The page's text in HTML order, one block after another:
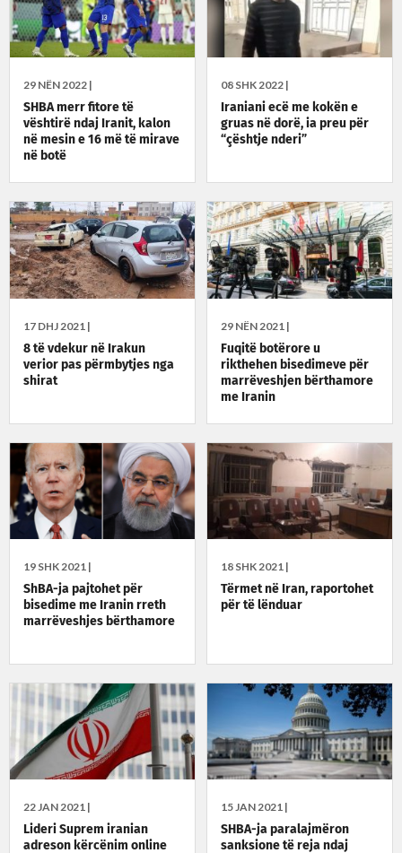
29 NËN 2022 |
SHBA merr fitore të
vështirë ndaj Iranit, kalon
në mesin e 16 më të mirave
në botë
08 SHK 2022 |
Iraniani ecë me kokën e
gruas në dorë, ia preu për
“çështje nderi”
17 DHJ 2021 |
8 të vdekur në Irakun
verior pas përmbytjes nga
shirat
29 NËN 2021 |
Fuqitë botërore u
rikthehen bisedimeve për
marrëveshjen bërthamore
me Iranin
19 SHK 2021 |
ShBA-ja pajtohet për
bisedime me Iranin rreth
marrëveshjes bërthamore
18 SHK 2021 |
Tërmet në Iran, raportohet
për të lënduar
22 JAN 2021 |
Lideri Suprem iranian
adreson kërcënim online
15 JAN 2021 |
SHBA-ja paralajmëron
sanksione të reja ndaj